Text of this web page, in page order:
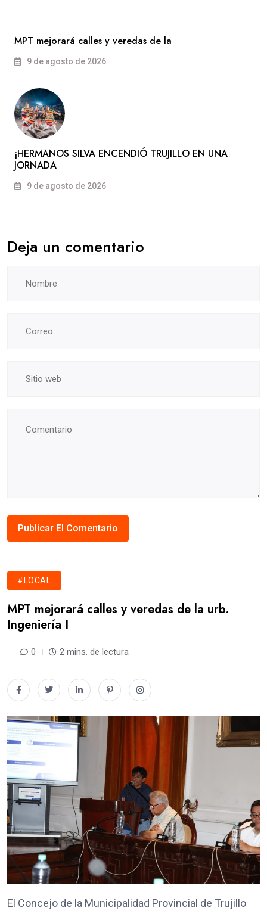
MPT mejorará calles y veredas de la
9 de agosto de 2026
​¡HERMANOS SILVA ENCENDIÓ TRUJILLO EN UNA
JORNADA
9 de agosto de 2026
Deja un comentario
#LOCAL
MPT mejorará calles y veredas de la urb.
Ingeniería I
0 2 mins. de lectura
El Concejo de la Municipalidad Provincial de Trujillo